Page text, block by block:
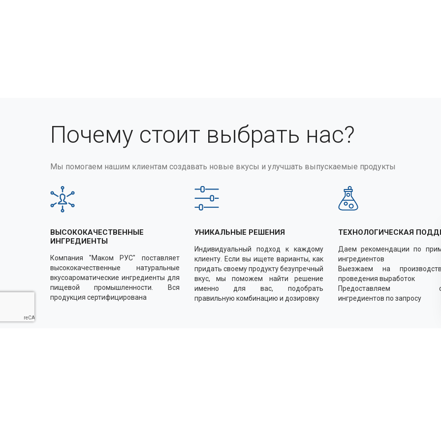
Почему стоит выбрать нас?
Мы помогаем нашим клиентам создавать новые вкусы и улучшать выпускаемые продукты
ВЫСОКОКАЧЕСТВЕННЫЕ
ИНГРЕДИЕНТЫ
Компания "Маком РУС" поставляет
высококачественные натуральные
вкусоароматические ингредиенты для
пищевой промышленности. Вся
продукция сертифицирована
УНИКАЛЬНЫЕ РЕШЕНИЯ
Индивидуальный подход к каждому
клиенту. Если вы ищете варианты, как
придать своему продукту безупречный
вкус, мы поможем найти решение
именно для вас, подобрать
правильную комбинацию и дозировку
ТЕХНОЛОГИЧЕСКАЯ
Даем рекомендации по
ингредиентов
Выезжаем на
проведения выработок
Предоставляем
ингредиентов по запросу